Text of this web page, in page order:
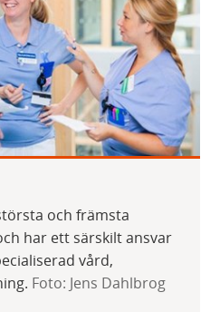
och främsta
har ett särskilt ansvar
vård,
Foto: Jens Dahlbrog